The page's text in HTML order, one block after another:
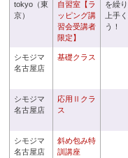
tokyo（東
京）
自習室【ラ
ッピング講
習会受講者
限定】
を繰
上手
う！
シモジマ
名古屋店
基礎クラス
シモジマ
名古屋店
応用Ⅱクラ
ス
シモジマ
名古屋店
斜め包み特
訓講座